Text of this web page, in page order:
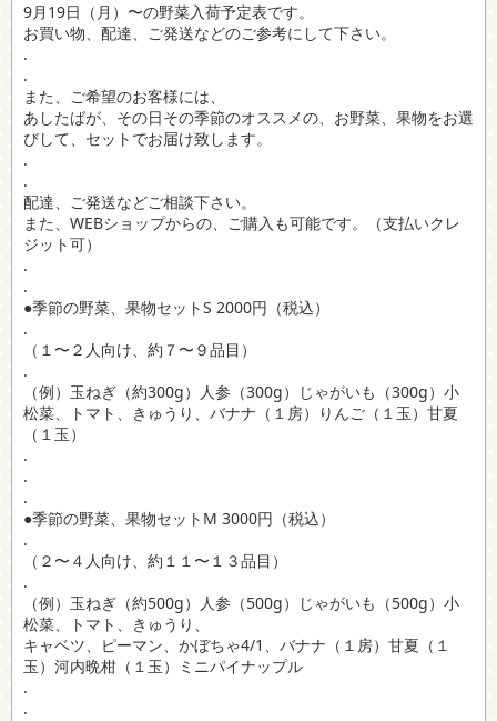
9月19日（月）〜の野菜入荷予定表です。
お買い物、配達、ご発送などのご参考にして下さい。
.
.
また、ご希望のお客様には、
あしたばが、その日その季節のオススメの、お野菜、果物をお選
びして、セットでお届け致します。
.
.
配達、ご発送などご相談下さい。
また、WEBショップからの、ご購入も可能です。（支払いクレ
ジット可）
.
.
●季節の野菜、果物セットS 2000円（税込）
.
（１〜２人向け、約７〜９品目）
.
（例）玉ねぎ（約300g）人参（300g）じゃがいも（300g）小
松菜、トマト、きゅうり、バナナ（１房）りんご（１玉）甘夏
（１玉）
.
.
.
●季節の野菜、果物セットM 3000円（税込）
.
（２〜４人向け、約１１〜１３品目）
.
（例）玉ねぎ（約500g）人参（500g）じゃがいも（500g）小
松菜、トマト、きゅうり、
キャベツ、ピーマン、かぼちゃ4/1、バナナ（１房）甘夏（１
玉）河内晩柑（１玉）ミニパイナップル
.
.